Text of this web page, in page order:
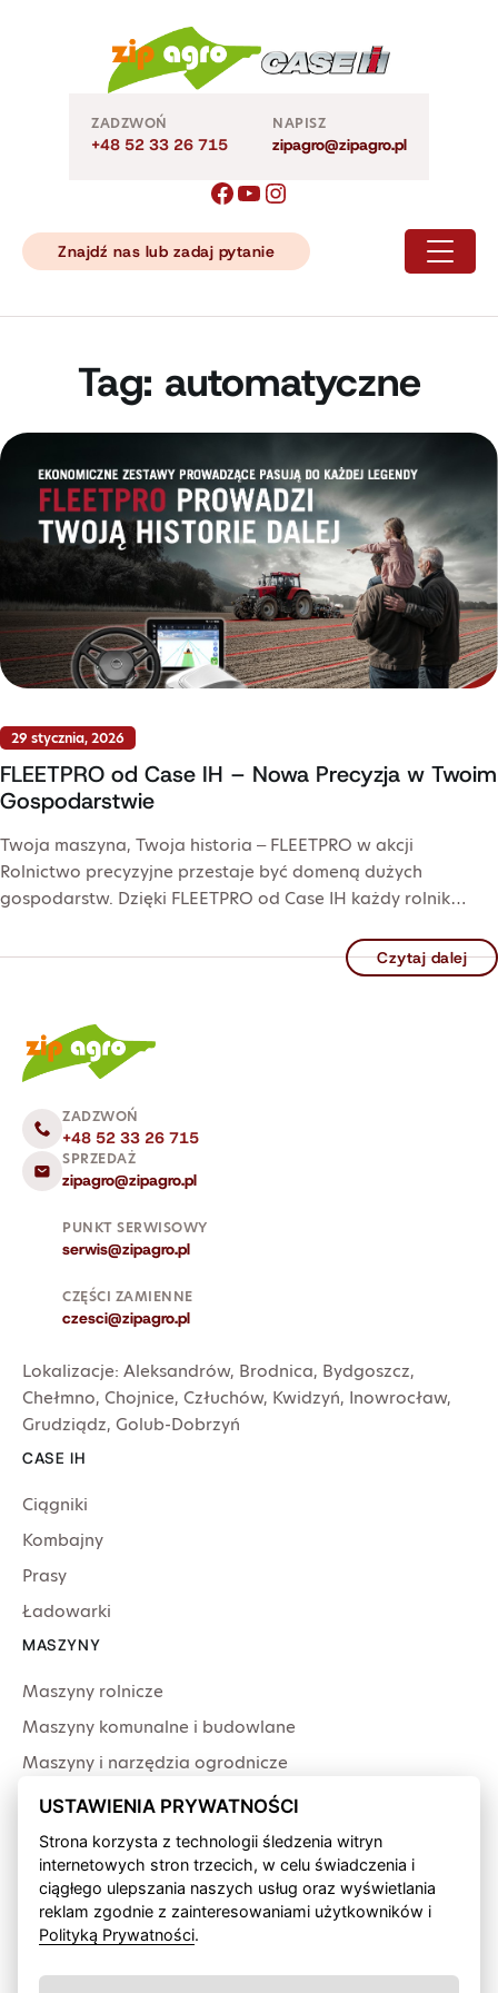
ZADZWOŃ
+48 52 33 26 715
NAPISZ
zipagro@zipagro.pl
Znajdź nas lub zadaj pytanie
Tag: automatyczne
29 stycznia, 2026
FLEETPRO od Case IH – Nowa Precyzja w Twoim
Gospodarstwie
Twoja maszyna, Twoja historia – FLEETPRO w akcji
Rolnictwo precyzyjne przestaje być domeną dużych
gospodarstw. Dzięki FLEETPRO od Case IH każdy rolnik…
Czytaj dalej
ZADZWOŃ
+48 52 33 26 715
SPRZEDAŻ
zipagro@zipagro.pl
PUNKT SERWISOWY
serwis@zipagro.pl
CZĘŚCI ZAMIENNE
czesci@zipagro.pl
Lokalizacje: Aleksandrów, Brodnica, Bydgoszcz,
Chełmno, Chojnice, Człuchów, Kwidzyń, Inowrocław,
Grudziądz, Golub-Dobrzyń
CASE IH
Ciągniki
Kombajny
Prasy
Ładowarki
MASZYNY
Maszyny rolnicze
Maszyny komunalne i budowlane
Maszyny i narzędzia ogrodnicze
Producenci
USŁUGI
Serwis
Produkcja przewodów
Finansowanie fabryczne
Wypożyczalnia sprzętu
USTAWIENIA PRYWATNOŚCI
Strona korzysta z technologii śledzenia witryn
internetowych stron trzecich, w celu świadczenia i
ciągłego ulepszania naszych usług oraz wyświetlania
reklam zgodnie z zainteresowaniami użytkowników i
Polityką Prywatności.